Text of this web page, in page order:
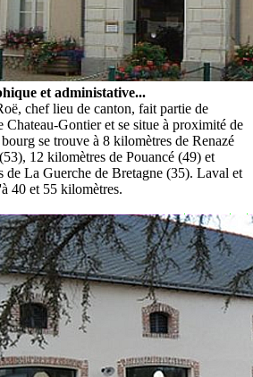
et administative...
chef lieu de canton, fait partie de
Chateau-Gontier et se situe à proximité de
se trouve à 8 kilomètres de Renazé
12 kilomètres de Pouancé (49) et
de La Guerche de Bretagne (35). Laval et
40 et 55 kilomètres.